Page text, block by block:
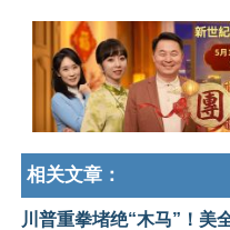
相关文章：
川普重拳堵绝“木马”！美